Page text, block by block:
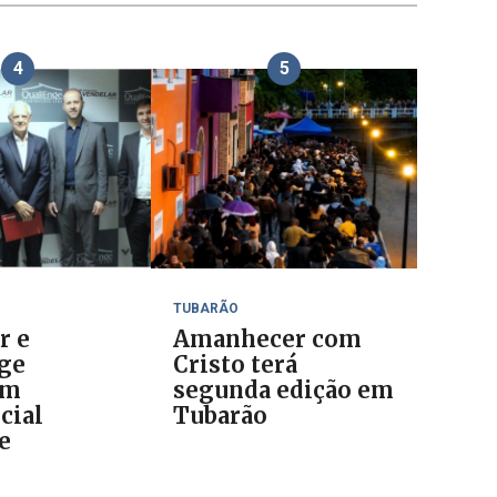
4
e
5
TUBARÃO
Amanhecer com
Cristo terá
segunda edição em
Tubarão